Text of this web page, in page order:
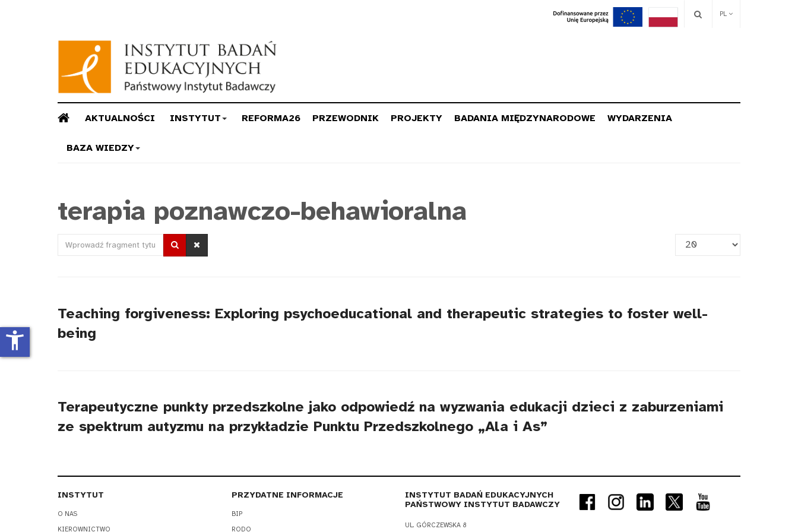
PL
AKTUALNOŚCI INSTYTUT REFORMA26 PRZEWODNIK PROJEKTY BADANIA MIĘDZYNARODOWE WYDARZENIA
BAZA WIEDZY
terapia poznawczo-behawioralna
Wprowadź
Pokaż
Teaching forgiveness: Exploring psychoeducational and therapeutic strategies to foster well-
being
Terapeutyczne punkty przedszkolne jako odpowiedź na wyzwania edukacji dzieci z zaburzeniami
ze spektrum autyzmu na przykładzie Punktu Przedszkolnego „Ala i As”
INSTYTUT
O NAS
KIEROWNICTWO
PRZYDATNE INFORMACJE
BIP
RODO
INSTYTUT BADAŃ EDUKACYJNYCH
PAŃSTWOWY INSTYTUT BADAWCZY
UL. GÓRCZEWSKA 8
accessibility_new